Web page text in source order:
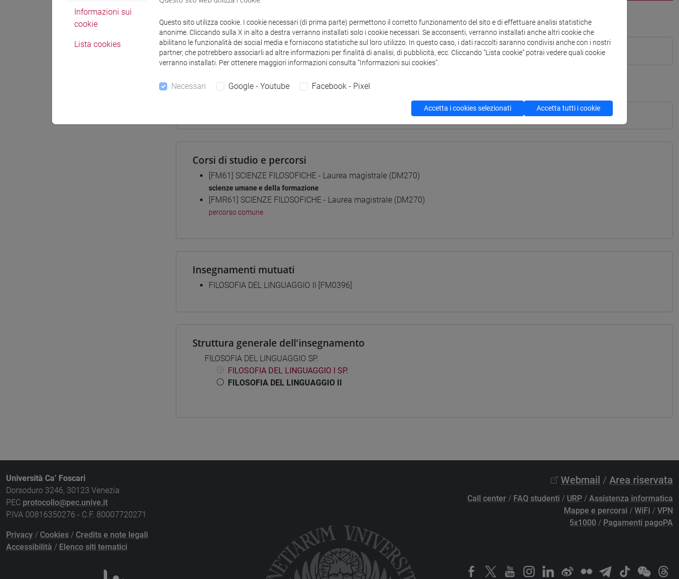
Docenti
VALERI Elena- 30h Lezione
Materiali didattici
Corsi di studio e percorsi
[FM61] SCIENZE FILOSOFICHE - Laurea magistrale (DM270)
scienze umane e della formazione
[FMR61] SCIENZE FILOSOFICHE - Laurea magistrale (DM270)
percorso comune
Insegnamenti mutuati
FILOSOFIA DEL LINGUAGGIO II [FM0396]
Struttura generale dell'insegnamento
FILOSOFIA DEL LINGUAGGIO SP.
FILOSOFIA DEL LINGUAGGIO I SP.
FILOSOFIA DEL LINGUAGGIO II
Università Ca’ Foscari
Dorsoduro 3246, 30123 Venezia
PEC protocollo@pec.unive.it
P.IVA 00816350276 - C.F. 80007720271
Privacy / Cookies / Credits e note legali
Accessibilità / Elenco siti tematici
Webmail / Area riservata
Call center / FAQ studenti / URP / Assistenza informatica
Mappe e percorsi / WiFi / VPN
5x1000 / Pagamenti pagoPA
Informazioni sui
cookie
Lista cookies
Questo sito utilizza cookie. I cookie necessari (di prima parte) permettono il corretto funzionamento del sito e di effettuare analisi statistiche
anonime. Cliccando sulla X in alto a destra verranno installati solo i cookie necessari. Se acconsenti, verranno installati anche altri cookie che
abilitano le funzionalità dei social media e forniscono statistiche sul loro utilizzo. In questo caso, i dati raccolti saranno condivisi anche con i nostri
partner, che potrebbero associarli ad altre informazioni per finalità di analisi, di pubblicità, ecc. Cliccando “Lista cookie” potrai vedere quali cookie
verranno installati. Per ottenere maggiori informazioni consulta “Informazioni sui cookies”.
Necessari Google - Youtube Facebook - Pixel
Accetta i cookies selezionati Accetta tutti i cookie